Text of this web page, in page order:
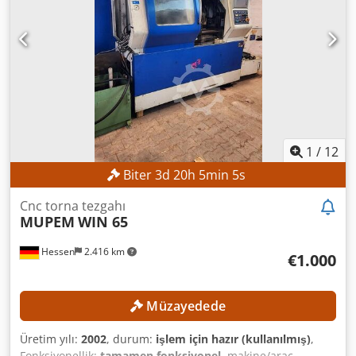
C) Çalışma alanı Tabla boyutu: 600 × 450 mm İş parçasının
maksimum boyutları: yaklaşık 860 × 620 × 350 mm İş
parçasının maksimum ağırlığı: 400 kg Elektrotun
maksimum ağırlığı: 100 kg Dcedszpypnjpfx Adiek Çalışma
haznesi (iç): yaklaşık 830 × 590 × 350 mm Tabla ile punta
arasındaki mesafe: 170 – 520 mm MAKİNE DETAYLARI
Kontrol sistemi: AGIEMATIC T Jeneratör: AGIEPULS 60
Şebeke bağlantısı: 400 V / 50 Hz Boyutlar ve ağırlık Boyutlar
(U x G x Y): yaklaşık 3.000 × 1.700 × 2.580 mm Makine
ağırlığı: yaklaşık 2.550 kg
1 / 12
Biter3d 20h 5min 2s
Hessen 2.416 km
Cnc torna tezgahı
MUPEM WIN 65
€1.000
Müzayedede
Üretim yılı: 2002, durum: işlem için hazır (kullanılmış),